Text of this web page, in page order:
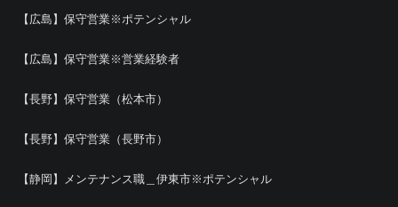
【広島】保守営業※ポテンシャル
【広島】保守営業※営業経験者
【長野】保守営業（松本市）
【長野】保守営業（長野市）
【静岡】メンテナンス職＿伊東市※ポテンシャル